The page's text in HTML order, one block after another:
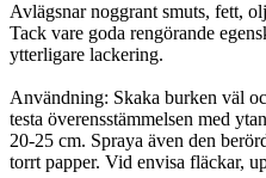
Avlägsnar noggrant smuts, fett,
Tack vare goda rengörande
ytterligare lackering.
Användning: Skaka burken väl
testa överensstämmelsen med
20-25 cm. Spraya även den
torrt papper. Vid envisa fläckar,